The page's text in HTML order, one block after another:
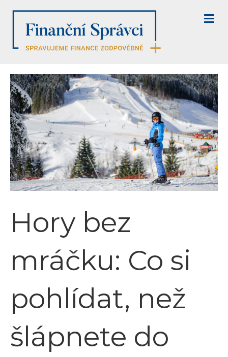
M
E
Hory bez
mráčku: Co si
pohlídat, než
šlápnete do